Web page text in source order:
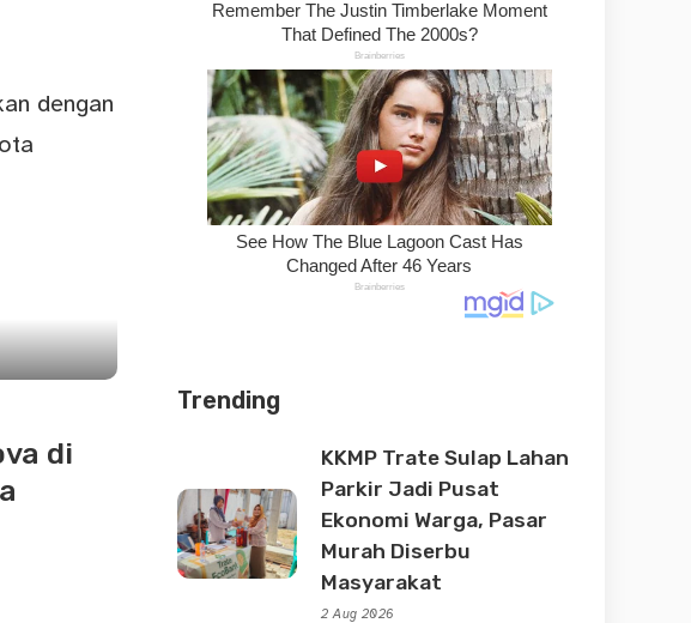
di
Trending
KKMP Trate Sulap Lahan
Parkir Jadi Pusat
Ekonomi Warga, Pasar
Murah Diserbu
Masyarakat
2 Aug 2026